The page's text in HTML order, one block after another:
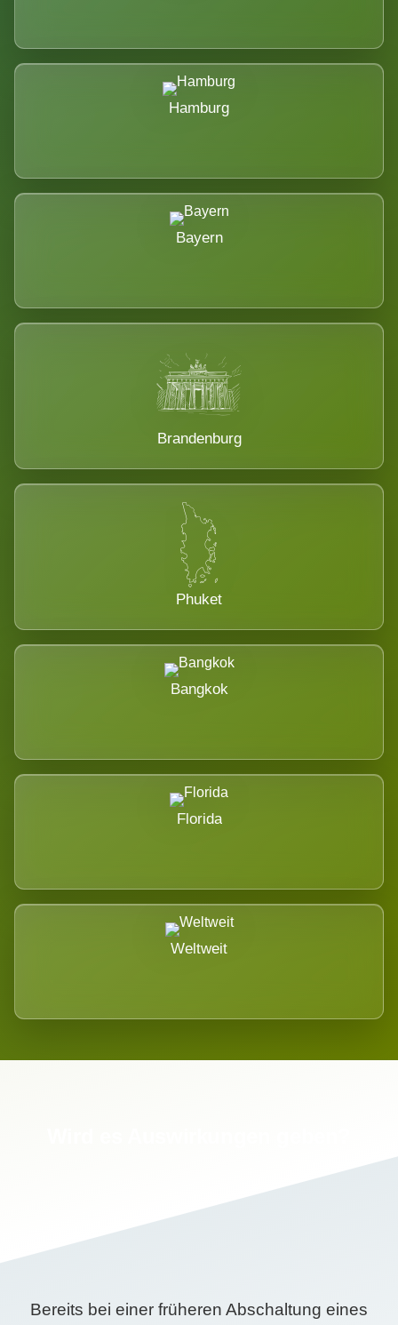
Hamburg
Bayern
Brandenburg
Phuket
Bangkok
Florida
Weltweit
Bereits bei einer früheren Abschaltung eines